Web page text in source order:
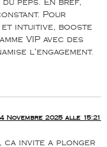
peps. En bref,
Pour
intuitive, booste
VIP avec des
l’engagement.
Novembre 2025 alle 15:21
ca invite a plonger